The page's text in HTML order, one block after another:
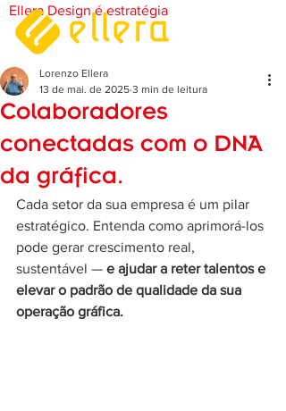
Ellera Design é estratégia
Colaboradores
conectadas com o DNA
da gráfica.
Lorenzo Ellera
13 de mai. de 2025 3 min de leitura
Cada setor da sua empresa é um pilar
estratégico. Entenda como aprimorá-los
pode gerar crescimento real,
sustentável — e ajudar a reter talentos e
elevar o padrão de qualidade da sua
operação gráfica.